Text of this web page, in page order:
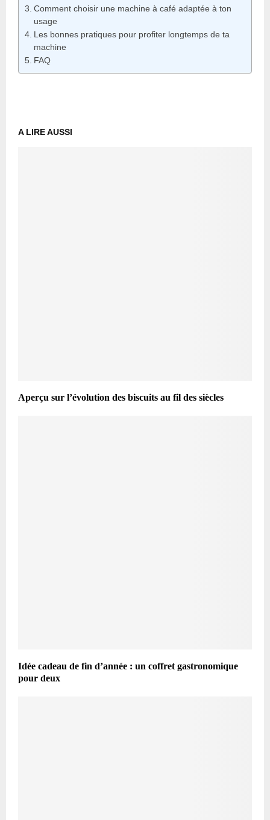
Comment choisir une machine à café adaptée à ton
usage
Les bonnes pratiques pour profiter longtemps de ta
machine
FAQ
A LIRE AUSSI
Aperçu sur l’évolution des biscuits au fil des siècles
Idée cadeau de fin d’année : un coffret gastronomique
pour deux